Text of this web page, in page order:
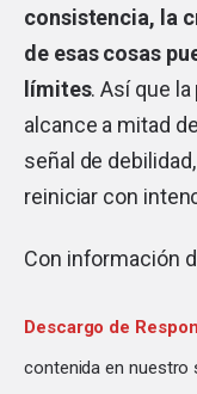
consistencia, la
de esas cosas
límites. Así que
alcance a mitad
señal de
reiniciar con
Con información
Descargo de
contenida en nuestro